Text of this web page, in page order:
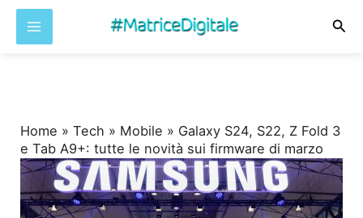
Home »Tech » Mobile » Galaxy S24, S22, Z Fold 3
e Tab A9+: tutte le novità sui firmware di marzo